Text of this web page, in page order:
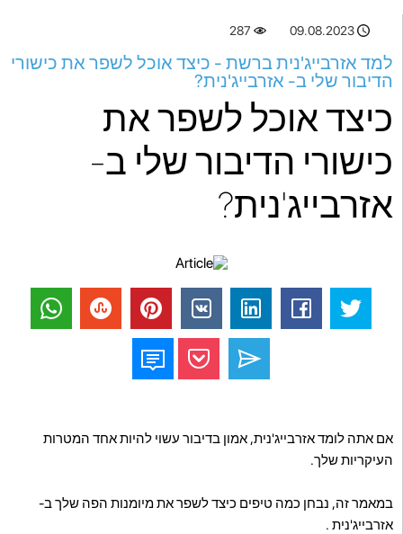
09.08.2023
287
למד אזרבייג'נית ברשת - כיצד אוכל לשפר את כישורי
הדיבור שלי ב- אזרבייג'נית?
כיצד אוכל לשפר את
כישורי הדיבור שלי ב-
אזרבייג'נית?
אם אתה לומד אזרבייג'נית, אמון בדיבור עשוי להיות אחד המטרות
העיקריות שלך.
במאמר זה, נבחן כמה טיפים כיצד לשפר את מיומנות הפה שלך ב-
אזרבייג'נית .